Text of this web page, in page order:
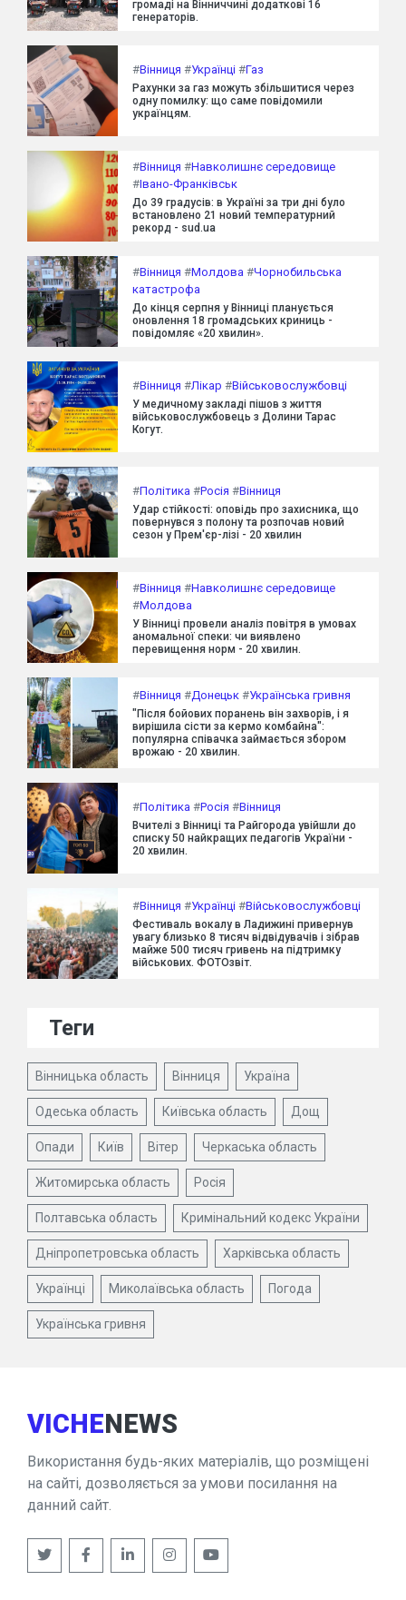
громаді на Вінниччині додаткові 16
генераторів.
#Вінниця #Українці #Газ
Рахунки за газ можуть збільшитися через
одну помилку: що саме повідомили
українцям.
#Вінниця #Навколишнє середовище
#Івано-Франківськ
До 39 градусів: в Україні за три дні було
встановлено 21 новий температурний
рекорд - sud.ua
#Вінниця #Молдова #Чорнобильська
катастрофа
До кінця серпня у Вінниці планується
оновлення 18 громадських криниць -
повідомляє «20 хвилин».
#Вінниця #Лікар #Військовослужбовці
У медичному закладі пішов з життя
військовослужбовець з Долини Тарас
Когут.
#Політика #Росія #Вінниця
Удар стійкості: оповідь про захисника, що
повернувся з полону та розпочав новий
сезон у Прем'єр-лізі - 20 хвилин
#Вінниця #Навколишнє середовище
#Молдова
У Вінниці провели аналіз повітря в умовах
аномальної спеки: чи виявлено
перевищення норм - 20 хвилин.
#Вінниця #Донецьк #Українська гривня
"Після бойових поранень він захворів, і я
вирішила сісти за кермо комбайна":
популярна співачка займається збором
врожаю - 20 хвилин.
#Політика #Росія #Вінниця
Вчителі з Вінниці та Райгорода увійшли до
списку 50 найкращих педагогів України -
20 хвилин.
#Вінниця #Українці #Військовослужбовці
Фестиваль вокалу в Ладижині привернув
увагу близько 8 тисяч відвідувачів і зібрав
майже 500 тисяч гривень на підтримку
військових. ФОТОзвіт.
Теги
Вінницька область Вінниця Україна
Одеська область Київська область Дощ
Опади Київ Вітер Черкаська область
Житомирська область Росія
Полтавська область Кримінальний кодекс України
Дніпропетровська область Харківська область
Українці Миколаївська область Погода
Українська гривня
VICHENEWS
Використання будь-яких матеріалів, що розміщені
на сайті, дозволяється за умови посилання на
данний сайт.